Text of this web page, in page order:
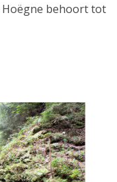
Hoëgne behoort tot